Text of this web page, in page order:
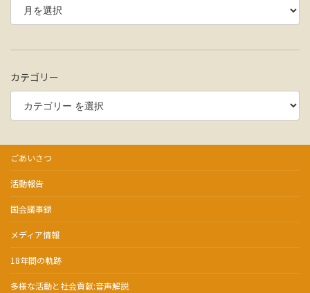
カテゴリー
ごあいさつ
活動報告
国会議事録
メディア情報
18年間の軌跡
多様な活動と社会貢献:音声解説